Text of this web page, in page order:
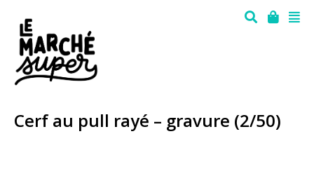
Cerf au pull rayé – gravure (2/50)